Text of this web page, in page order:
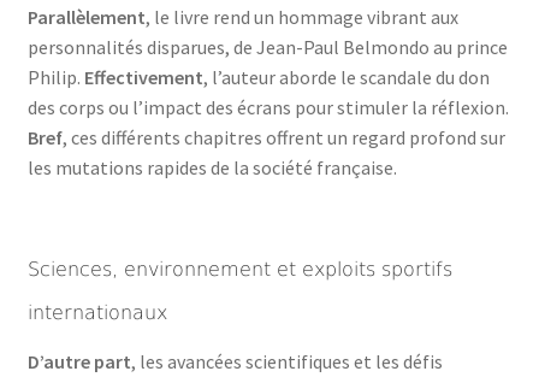
Parallèlement, le livre rend un hommage vibrant aux
personnalités disparues, de Jean-Paul Belmondo au prince
Philip. Effectivement, l’auteur aborde le scandale du don
des corps ou l’impact des écrans pour stimuler la réflexion.
Bref, ces différents chapitres offrent un regard profond sur
les mutations rapides de la société française.
Sciences, environnement et exploits sportifs
internationaux
D’autre part, les avancées scientifiques et les défis